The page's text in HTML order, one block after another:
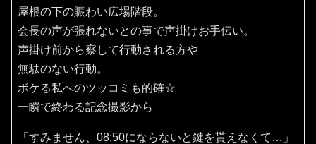
屋根の下の賑わい広場階段。
会長の声が張れないとの事で声掛けお手伝い。
声掛け前から察して行動される方や
無駄のない行動。
ボケる私へのツッコミも的確☆
一瞬で終わる記念撮影から
「すみません、08:50にならないと鍵を貰えなくて…」